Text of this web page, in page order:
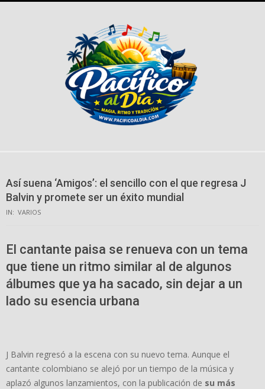
Así suena ‘Amigos’: el sencillo con el que regresa J
Balvin y promete ser un éxito mundial
IN: VARIOS
El cantante paisa se renueva con un tema
que tiene un ritmo similar al de algunos
álbumes que ya ha sacado, sin dejar a un
lado su esencia urbana
J Balvin regresó a la escena con su nuevo tema. Aunque el
cantante colombiano se alejó por un tiempo de la música y
aplazó algunos lanzamientos, con la publicación de su más